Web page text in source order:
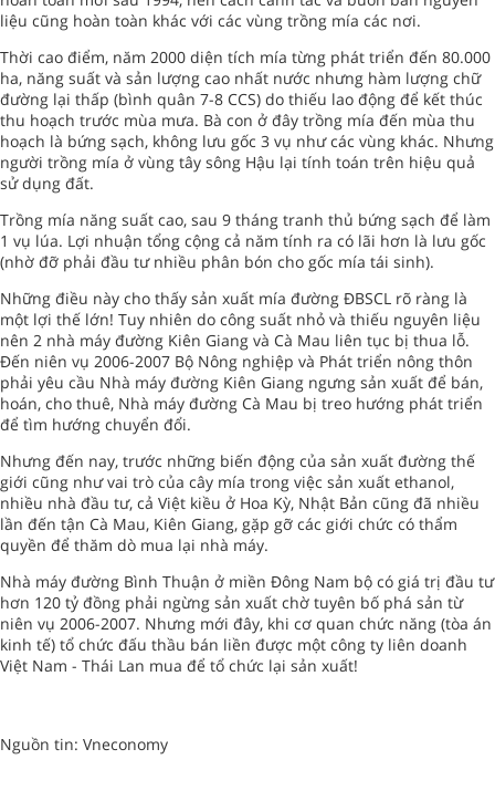
liệu cũng hoàn toàn khác với các vùng trồng mía các nơi.
Thời cao điểm, năm 2000 diện tích mía từng phát triển đến 80.000
ha, năng suất và sản lượng cao nhất nước nhưng hàm lượng chữ
đường lại thấp (bình quân 7-8 CCS) do thiếu lao động để kết thúc
thu hoạch trước mùa mưa. Bà con ở đây trồng mía đến mùa thu
hoạch là bứng sạch, không lưu gốc 3 vụ như các vùng khác. Nhưng
người trồng mía ở vùng tây sông Hậu lại tính toán trên hiệu quả
sử dụng đất.
Trồng mía năng suất cao, sau 9 tháng tranh thủ bứng sạch để làm
1 vụ lúa. Lợi nhuận tổng cộng cả năm tính ra có lãi hơn là lưu gốc
(nhờ đỡ phải đầu tư nhiều phân bón cho gốc mía tái sinh).
Những điều này cho thấy sản xuất mía đường ĐBSCL rõ ràng là
một lợi thế lớn! Tuy nhiên do công suất nhỏ và thiếu nguyên liệu
nên 2 nhà máy đường Kiên Giang và Cà Mau liên tục bị thua lỗ.
Đến niên vụ 2006-2007 Bộ Nông nghiệp và Phát triển nông thôn
phải yêu cầu Nhà máy đường Kiên Giang ngưng sản xuất để bán,
hoán, cho thuê, Nhà máy đường Cà Mau bị treo hướng phát triển
để tìm hướng chuyển đổi.
Nhưng đến nay, trước những biến động của sản xuất đường thế
giới cũng như vai trò của cây mía trong việc sản xuất ethanol,
nhiều nhà đầu tư, cả Việt kiều ở Hoa Kỳ, Nhật Bản cũng đã nhiều
lần đến tận Cà Mau, Kiên Giang, gặp gỡ các giới chức có thẩm
quyền để thăm dò mua lại nhà máy.
Nhà máy đường Bình Thuận ở miền Đông Nam bộ có giá trị đầu tư
hơn 120 tỷ đồng phải ngừng sản xuất chờ tuyên bố phá sản từ
niên vụ 2006-2007. Nhưng mới đây, khi cơ quan chức năng (tòa án
kinh tế) tổ chức đấu thầu bán liền được một công ty liên doanh
Việt Nam - Thái Lan mua để tổ chức lại sản xuất!
Nguồn tin: Vneconomy